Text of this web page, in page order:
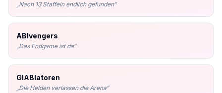
„Nach 13 Staffeln endlich gefunden“
ABIvengers
„Das Endgame ist da“
GlABIatoren
„Die Helden verlassen die Arena“